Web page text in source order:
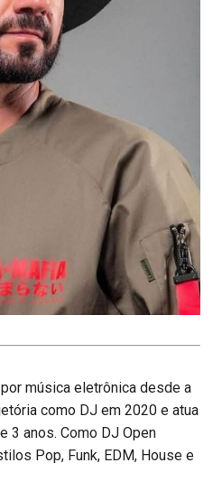
música eletrônica desde a
como DJ em 2020 e atua
3 anos. Como DJ Open
Pop, Funk, EDM, House e